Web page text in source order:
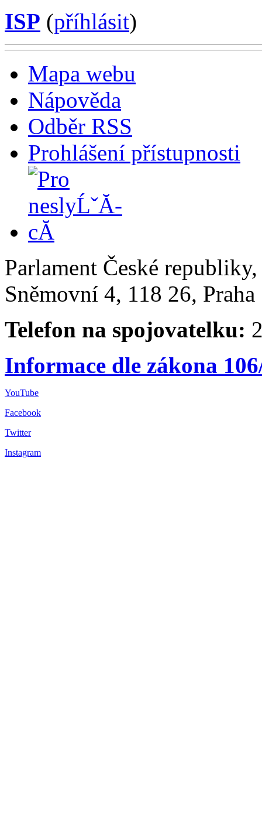
ISP (příhlásit)
Mapa webu
Nápověda
Odběr RSS
Prohlášení přístupnosti
Parlament České
Sněmovní 4, 118 26,
Telefon na spojovatelku:
Informace dle zákona
YouTube
Facebook
Twitter
Instagram